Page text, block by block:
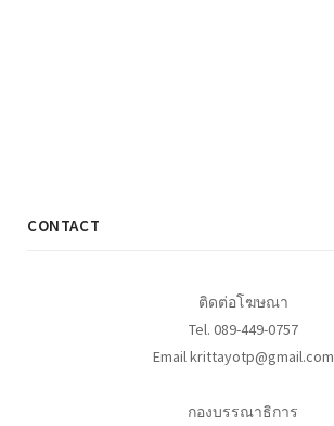
CONTACT
ติดต่อโฆษณา
Tel. 089-449-0757
Email krittayotp@gmail.com
กองบรรณาธิการ